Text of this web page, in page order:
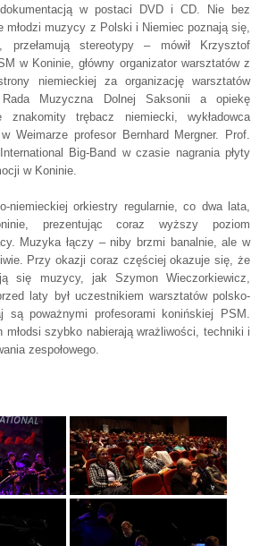
w postaci DVD i CD. Nie bez
młodzi muzycy z Polski i Niemiec poznają się,
przełamują stereotypy – mówił Krzysztof
w Koninie, główny organizator warsztatów z
niemieckiej za organizację warsztatów
Rada Muzyczna Dolnej Saksonii a opiekę
znakomity trębacz niemiecki, wykładowca
Weimarze profesor Bernhard Mergner. Prof.
Big-Band w czasie nagrania płyty
w Koninie.
niemieckiej orkiestry regularnie, co dwa lata,
prezentując coraz wyższy poziom
Muzyka łączy – niby brzmi banalnie, ale w
Przy okazji coraz częściej okazuje się, że
się muzycy, jak Szymon Wieczorkiewicz,
laty był uczestnikiem warsztatów polsko-
są poważnymi profesorami konińskiej PSM.
szybko nabierają wrażliwości, techniki i
zespołowego.